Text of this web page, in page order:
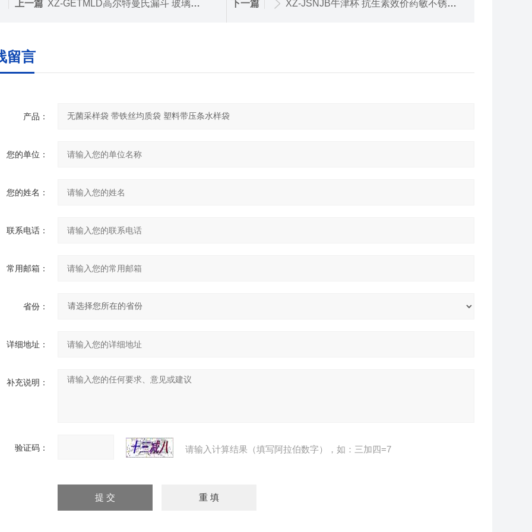
上一篇 XZ-GETMLD高尔特曼氏漏斗 玻璃曼氏抽滤过滤装置 下一篇 XZ-JSNJB牛津杯 抗生素效价药敏不锈钢培养环 金属
留言
产品：
您的单位：
您的姓名：
联系电话：
常用邮箱：
省份：
详细地址：
补充说明：
验证码： 请输入计算结果（填写阿拉伯数字），如：三加四=7